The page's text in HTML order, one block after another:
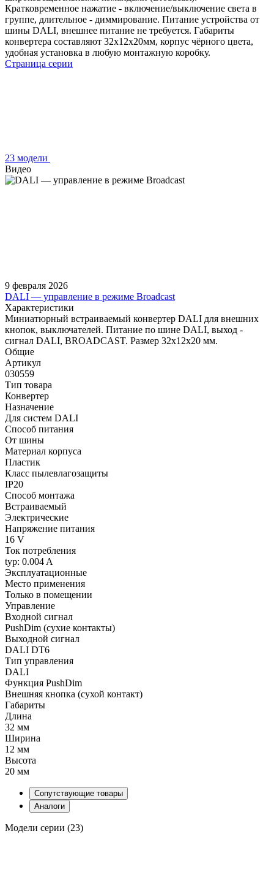
Кратковременное нажатие - включение/выключение света в
группе, длительное - диммирование. Питание устройства от
шины DALI, внешнее питание не требуется. Габариты
конвертера составляют 32x12x20мм, корпус чёрного цвета,
удобная установка в любую монтажную коробку.
Страница серии
23 модели
Видео
9 февраля 2026
DALI — управление в режиме Broadcast
Характеристики
Миниатюрный встраиваемый конвертер DALI для внешних
кнопок, выключателей. Питание по шине DALI, выход -
сигнал DALI, BROADCAST. Размер 32x12x20 мм.
Общие
Артикул
030559
Тип товара
Конвертер
Назначение
Для систем DALI
Способ питания
От шины
Материал корпуса
Пластик
Класс пылевлагозащиты
IP20
Способ монтажа
Встраиваемый
Электрические
Напряжение питания
16 V
Ток потребления
typ: 0.004 A
Эксплуатационные
Место применения
Только в помещении
Управление
Входной сигнал
PushDim (сухие контакты)
Выходной сигнал
DALI DT6
Тип управления
DALI
Функция PushDim
Внешняя кнопка (сухой контакт)
Габариты
Длина
32 мм
Ширина
12 мм
Высота
20 мм
Сопутствующие товары
Аналоги
Модели серии (23)